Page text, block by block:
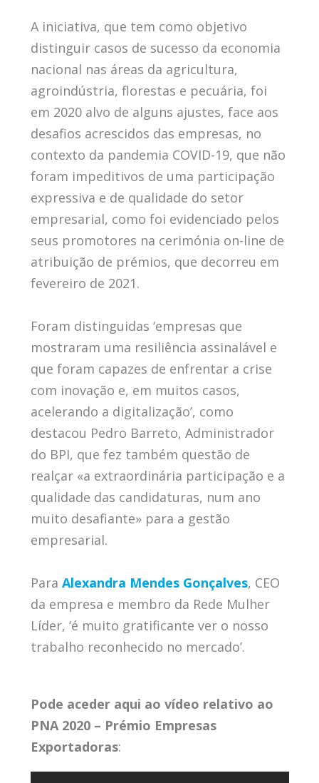
A iniciativa, que tem como objetivo
distinguir casos de sucesso da economia
nacional nas áreas da agricultura,
agroindústria, florestas e pecuária, foi
em 2020 alvo de alguns ajustes, face aos
desafios acrescidos das empresas, no
contexto da pandemia COVID-19, que não
foram impeditivos de uma participação
expressiva e de qualidade do setor
empresarial, como foi evidenciado pelos
seus promotores na cerimónia on-line de
atribuição de prémios, que decorreu em
fevereiro de 2021.
Foram distinguidas ‘empresas que
mostraram uma resiliência assinalável e
que foram capazes de enfrentar a crise
com inovação e, em muitos casos,
acelerando a digitalização’, como
destacou Pedro Barreto, Administrador
do BPI, que fez também questão de
realçar «a extraordinária participação e a
qualidade das candidaturas, num ano
muito desafiante» para a gestão
empresarial.
Para Alexandra Mendes Gonçalves, CEO
da empresa e membro da Rede Mulher
Líder, ‘é muito gratificante ver o nosso
trabalho reconhecido no mercado’.
Pode aceder aqui ao vídeo relativo ao
PNA 2020 – Prémio Empresas
Exportadoras: